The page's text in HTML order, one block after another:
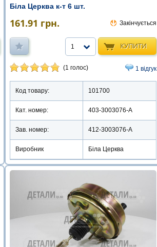
Біла Церква к-т 6 шт.
161.91 грн. Закінчується
КУПИТИ
1
(1 голос) 1 відгук
Код товару: 101700
Кат. номер: 403-3003076-А
Зав. номер: 412-3003076-А
Виробник Біла Церква